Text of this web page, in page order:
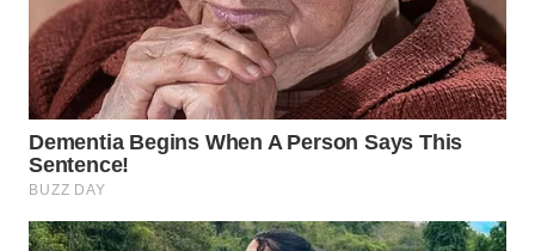
WAHANA
NEWS
WAHANA
TANI
WAHANA